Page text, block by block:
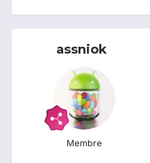
assniok
Membre